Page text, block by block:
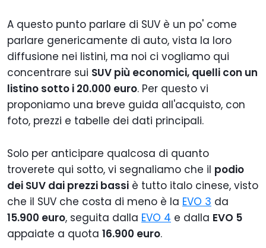
A questo punto parlare di SUV è un po' come
parlare genericamente di auto, vista la loro
diffusione nei listini, ma noi ci vogliamo qui
concentrare sui SUV più economici, quelli con un
listino sotto i 20.000 euro. Per questo vi
proponiamo una breve guida all'acquisto, con
foto, prezzi e tabelle dei dati principali.
Solo per anticipare qualcosa di quanto
troverete qui sotto, vi segnaliamo che il podio
dei SUV dai prezzi bassi è tutto italo cinese, visto
che il SUV che costa di meno è la EVO 3 da
15.900 euro, seguita dalla EVO 4 e dalla EVO 5
appaiate a quota 16.900 euro.